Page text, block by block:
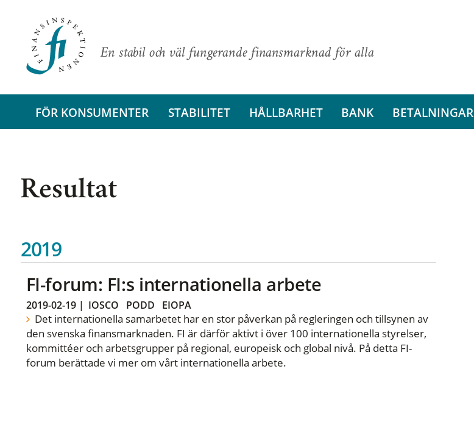
En stabil och väl fungerande finansmarknad för alla
FÖR KONSUMENTER STABILITET HÅLLBARHET BANK BETALNINGAR
Resultat
2019
FI-forum: FI:s internationella arbete
2019-02-19| IOSCO PODD EIOPA
Det internationella samarbetet har en stor påverkan på regleringen och tillsynen av
den svenska finansmarknaden. FI är därför aktivt i över 100 internationella styrelser,
kommittéer och arbetsgrupper på regional, europeisk och global nivå. På detta FI-
forum berättade vi mer om vårt internationella arbete.